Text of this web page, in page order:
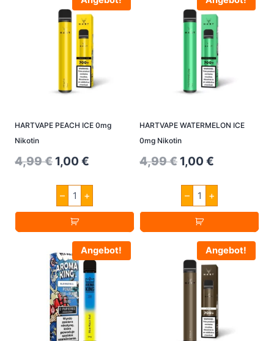
HARTVAPE PEACH ICE 0mg
Nikotin
4,99€ Original
was:
4,99 €.
1,00 €
is:
1,00 €.
–
HARTVAPE
PEACH
ICE
0mg
Nikotin
Menge
+
HARTVAPE WATERMELON ICE
0mg Nikotin
4,99€ Original
was:
4,99 €.
1,00 €
is:
1,00 €.
–
HARTVAPE
WATERMELON
ICE
0mg
Nikotin
Menge
+
Angebot! Angebot!